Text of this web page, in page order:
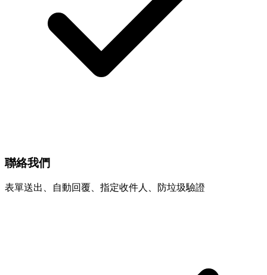
聯絡我們
表單送出、自動回覆、指定收件人、防垃圾驗證